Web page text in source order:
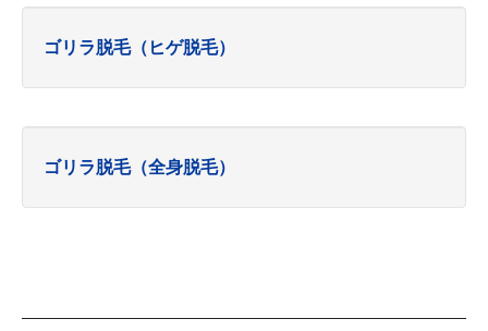
ゴリラ脱毛（ヒゲ脱毛）
ゴリラ脱毛（全身脱毛）